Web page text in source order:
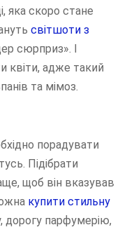
яка скоро стане
світшоти з
сюрприз». І
квіти, адже такий
та мімоз.
порадувати
Підібрати
щоб він вказував
купити стильну
дорогу парфумерію,